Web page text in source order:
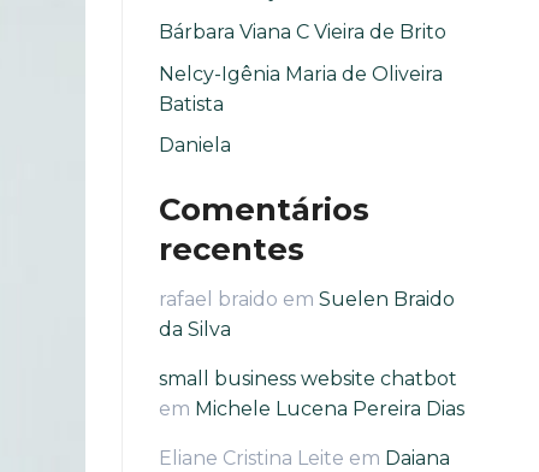
Bárbara Viana C Vieira de Brito
Nelcy-Igênia Maria de Oliveira
Batista
Daniela
Comentários
recentes
rafael braido em Suelen Braido
da Silva
small business website chatbot
em Michele Lucena Pereira Dias
Eliane Cristina Leite em Daiana